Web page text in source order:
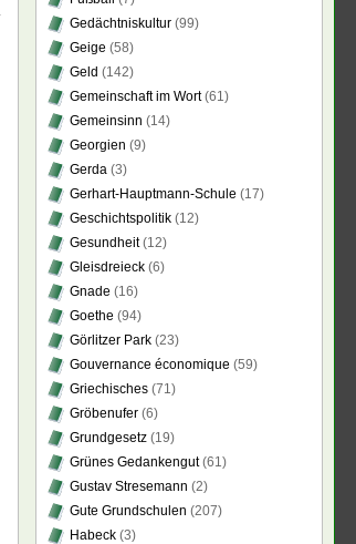
Gedächtniskultur (99)
Geige (58)
Geld (142)
Gemeinschaft im Wort(61)
Gemeinsinn (14)
Georgien (9)
Gerda (3)
Gerhart-Hauptmann-Schule (17)
Geschichtspolitik (12)
Gesundheit(12)
Gleisdreieck (6)
Gnade (16)
Goethe (94)
Görlitzer Park (23)
Gouvernance économique (59)
Griechisches (71)
Gröbenufer (6)
Grundgesetz (19)
Grünes Gedankengut(61)
Gustav Stresemann (2)
Gute Grundschulen (207)
Habeck (3)